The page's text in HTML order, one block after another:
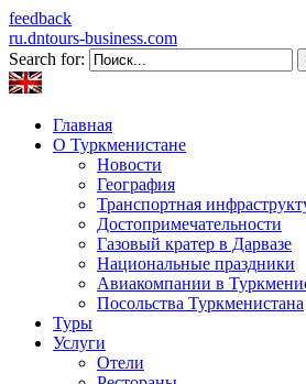
feedback
ru.dntours-business.com
Search for:
Главная
О Туркменистане
Новости
География
Транспортная
Достопримечательности
Газовый кратер в Дарвазе
Национальные праздники
Авиакомпании в
Посольства Туркменистана
Туры
Услуги
Отели